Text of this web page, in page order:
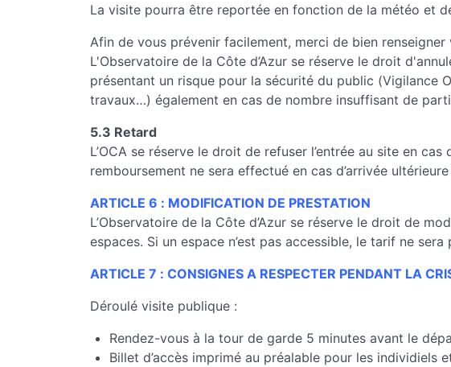
La visite pourra être reportée en fonction de la météo et
Afin de vous prévenir facilement, merci de bien
L'Observatoire de la Côte d’Azur se réserve le droit
présentant un risque pour la sécurité du public (Vigilance
travaux…) également en cas de nombre insuffisant de
5.3 Retard
L’OCA se réserve le droit de refuser l’entrée au site en
remboursement ne sera effectué en cas d’arrivée
ARTICLE 6 : MODIFICATION DE PRESTATION
L’Observatoire de la Côte d’Azur se réserve le droit de
espaces. Si un espace n’est pas accessible, le tarif ne sera
ARTICLE 7 : CONSIGNES A RESPECTER PENDANT LA
Déroulé visite publique :
Rendez-vous à la tour de garde 5 minutes avant le
Billet d’accès imprimé au préalable pour les